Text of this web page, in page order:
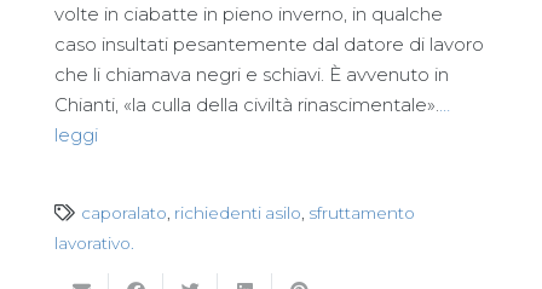
volte in ciabatte in pieno inverno, in qualche
caso insultati pesantemente dal datore di lavoro
che li chiamava negri e schiavi. È avvenuto in
Chianti, «la culla della civiltà rinascimentale».…
leggi
caporalato, richiedenti asilo, sfruttamento
lavorativo.